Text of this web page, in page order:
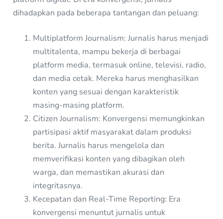
dihadapkan pada beberapa tantangan dan peluang:
Multiplatform Journalism: Jurnalis harus menjadi
multitalenta, mampu bekerja di berbagai
platform media, termasuk online, televisi, radio,
dan media cetak. Mereka harus menghasilkan
konten yang sesuai dengan karakteristik
masing-masing platform.
Citizen Journalism: Konvergensi memungkinkan
partisipasi aktif masyarakat dalam produksi
berita. Jurnalis harus mengelola dan
memverifikasi konten yang dibagikan oleh
warga, dan memastikan akurasi dan
integritasnya.
Kecepatan dan Real-Time Reporting: Era
konvergensi menuntut jurnalis untuk